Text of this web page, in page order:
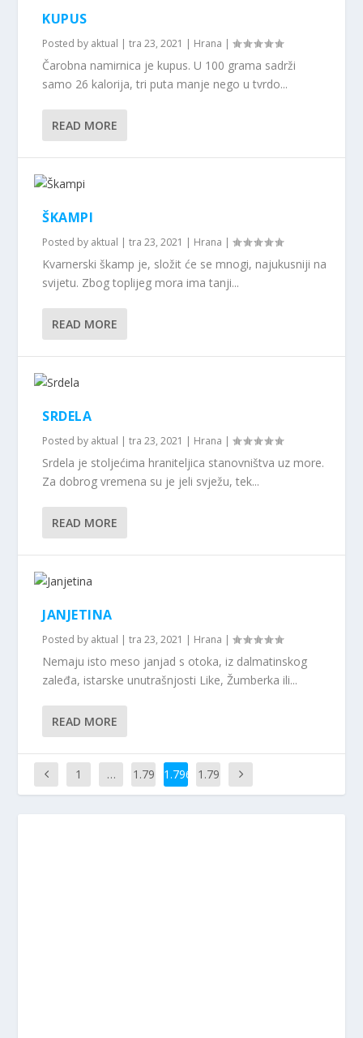
KUPUS
Posted by aktual |tra 23, 2021 | Hrana |
Čarobna namirnica je kupus. U 100 grama sadrži
samo 26 kalorija, tri puta manje nego u tvrdo...
READ MORE
ŠKAMPI
Posted by aktual |tra 23, 2021 | Hrana |
Kvarnerski škamp je, složit će se mnogi, najukusniji na
svijetu. Zbog toplijeg mora ima tanji...
READ MORE
SRDELA
Posted by aktual |tra 23, 2021 | Hrana |
Srdela je stoljećima hraniteljica stanovništva uz more.
Za dobrog vremena su je jeli svježu, tek...
READ MORE
JANJETINA
Posted by aktual |tra 23, 2021 | Hrana |
Nemaju isto meso janjad s otoka, iz dalmatinskog
zaleđa, istarske unutrašnjosti Like, Žumberka ili...
READ MORE
1 …
1.79
5
1.796
1.79
7